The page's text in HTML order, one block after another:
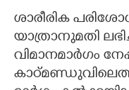
ശാരീരിക
യാത്രാനുമതി
വിമാനമാർഗം